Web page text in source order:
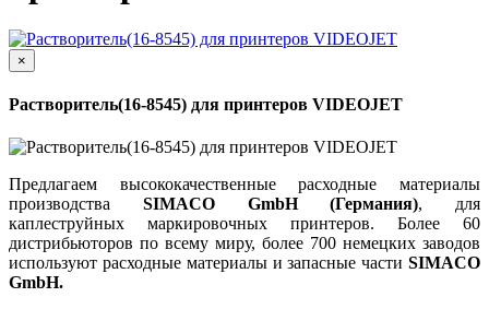
×
Растворитель(16-8545) для принтеров VIDEOJET
Предлагаем высококачественные расходные материалы
производства SIMACO GmbH (Германия), для
каплеструйных маркировочных принтеров. Более 60
дистрибьюторов по всему миру, более 700 немецких заводов
используют расходные материалы и запасные части SIMACO
GmbH.